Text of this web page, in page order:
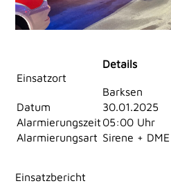
Einsatzort
Details
Barksen
Datum
30.01.2025
Alarmierungszeit 05:00 Uhr
Alarmierungsart Sirene + DME
Einsatzbericht